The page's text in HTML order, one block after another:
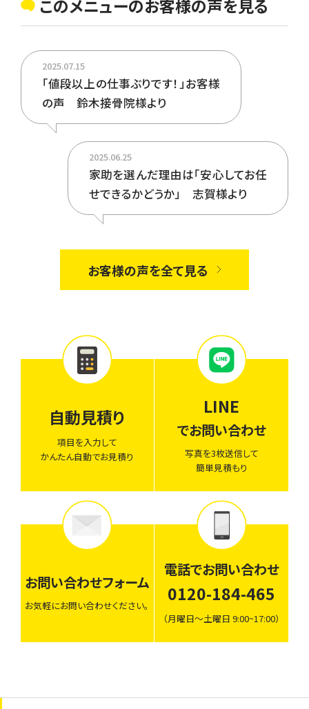
い。このメニューのお客様の声を見る
2025.07.15
「値段以上の仕事ぶりです！」お客様
の声 鈴木接骨院様より
2025.06.25
家助を選んだ理由は「安心してお任
せできるかどうか」 志賀様より
お客様の声を全て見る
自動見積り
項目を入力して
かんたん自動でお見積り
LINE
でお問い合わせ
写真を3枚送信して
簡単見積もり
お問い合わせフォーム
お気軽にお問い合わせください。
電話でお問い合わせ
0120-184-465
（月曜日〜土曜日 9:00~17:00）